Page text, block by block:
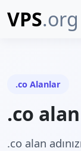
VPS.org
.co Alanlar
.co alan
.co alan